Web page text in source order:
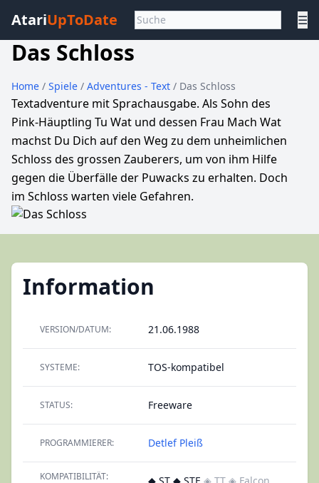
AtariUpToDate ☰
Das Schloss
Home / Spiele / Adventures - Text / Das Schloss
Textadventure mit Sprachausgabe. Als Sohn des
Pink-Häuptling Tu Wat und dessen Frau Mach Wat
machst Du Dich auf den Weg zu dem unheimlichen
Schloss des grossen Zauberers, um von ihm Hilfe
gegen die Überfälle der Puwacks zu erhalten. Doch
im Schloss warten viele Gefahren.
Information
VERSION/DATUM: 21.06.1988
SYSTEME: TOS-kompatibel
STATUS: Freeware
PROGRAMMIERER: Detlef Pleiß
KOMPATIBILITÄT: